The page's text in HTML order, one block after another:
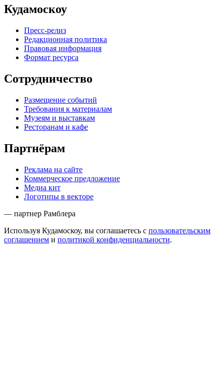
Кудамоскоу
Пресс-релиз
Редакционная политика
Правовая информация
Формат ресурса
Сотрудничество
Размещение событий
Требования к материалам
Музеям и выставкам
Ресторанам и кафе
Партнёрам
Реклама на сайте
Коммерческое предложение
Медиа кит
Логотипы в векторе
— партнер Рамблера
Используя Кудамоскоу, вы соглашаетесь с пользовательским
соглашением и политикой конфиденциальности.